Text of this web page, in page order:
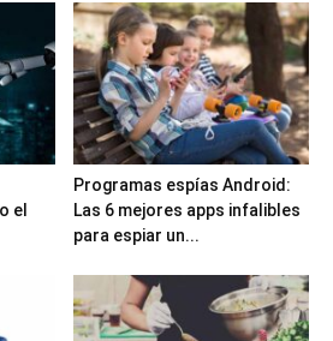
el
Programas espías Android:
Las 6 mejores apps infalibles
para espiar un...